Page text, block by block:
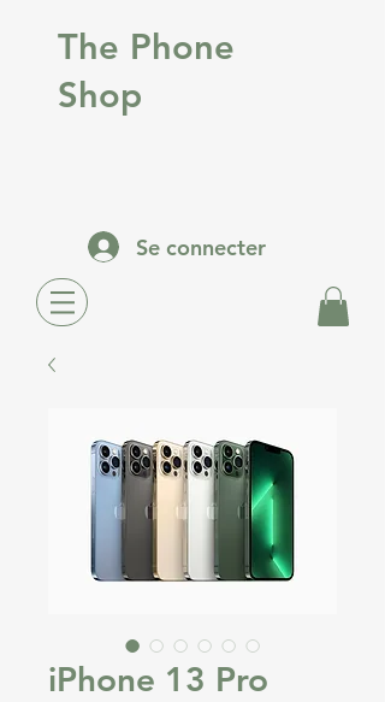
The Phone
Shop
Se connecter
iPhone 13 Pro